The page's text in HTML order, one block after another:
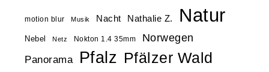
motion blur Musik Nacht Nathalie Z. Natur
Nebel Netz Nokton 1.4 35mm Norwegen
Panorama Pfalz Pfälzer Wald